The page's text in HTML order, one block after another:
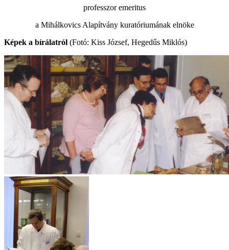
professzor emeritus
a Mihálkovics Alapítvány kuratóriumának elnöke
Képek a bírálatról (Fotó: Kiss József, Hegedűs Miklós)